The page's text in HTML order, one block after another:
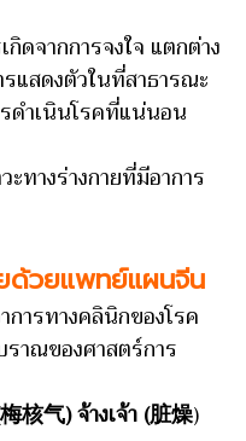
ดจากการจงใจ แตกต่าง
แสดงตัวในที่สาธารณะ
ดำเนินโรคที่แน่นอน
ทางร่างกายที่มีอาการ
ด้วยแพทย์แผนจีน
การทางคลินิกของโรค
าณของศาสตร์การ
气) จ้างเจ้า (脏燥)